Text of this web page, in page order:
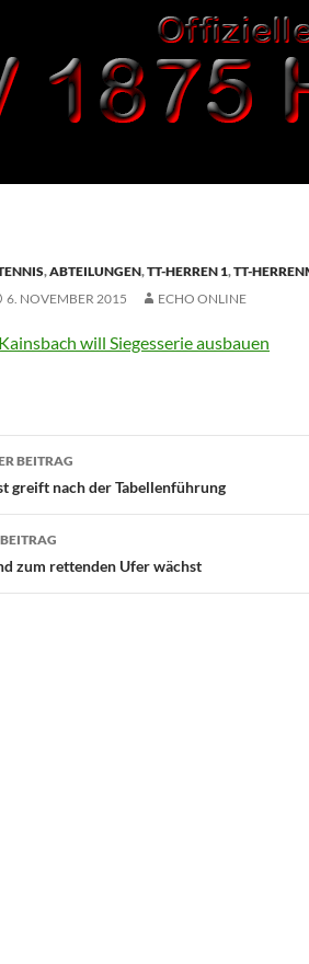
,ABTEILUNGEN,TT-HERREN 1,TT-
6. NOVEMBER 2015 ECHO ONLINE
will Siegesserie ausbauen
BEITRAG
greift nach der Tabellenführung
zum rettenden Ufer wächst